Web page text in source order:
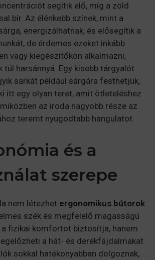
segítik elő, míg a zöld
bír. Az élénkebb színek, mint a
energizálhatnak, és elősegítik a
de érdemes ezeket inkább
vagy kiegészítőkön alkalmazni,
túl harsánnyá. Egy kisebb tárgyalót
sarkát például sárgára festhetjük,
itt egy olyan teret, amit ötleteléshez
az iroda nagyobb része az
teremt nyugodtabb hangulatot.
és a
szerepe
nem létezhet ergonomikus bútorok
szék és megfelelő magasságú
fizikai komfortot biztosítja, hanem
a hát- és derékfájdalmakat
sokkal hatékonyabban dolgoznak,